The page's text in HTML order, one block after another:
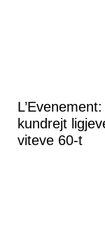
kundrejt
viteve 60-t